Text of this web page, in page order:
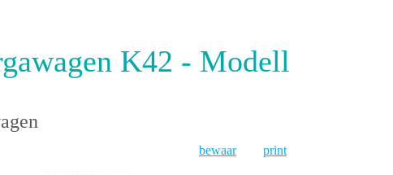
K42 - Modell
bewaar print